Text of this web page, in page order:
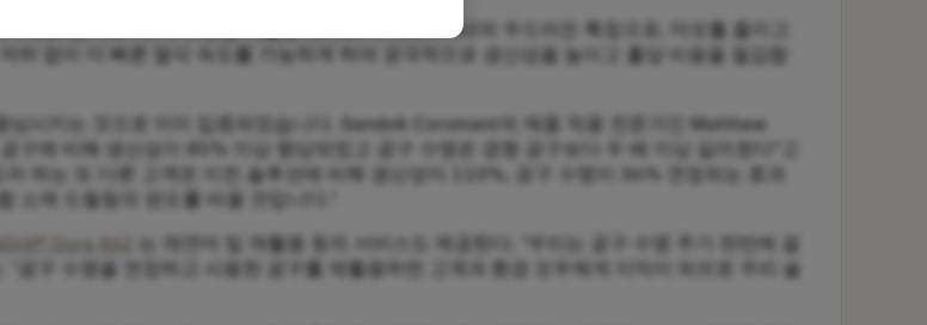
는 "Zertivo 2.0 코팅 기술은 CoroDrill® Dura 462의 두드러진 특징으로, 마모를 줄이고
없이 더 빠른 절삭 속도를 가능하게 하여 궁극적으로 생산성을 높이고 홀당 비용을 절감합
시키는 것으로 이미 입증되었습니다. Sandvik Coromant의 제품 적용 전문가인 Matthew
에 비해 생산성이 85% 이상 향상되었고 공구 수명은 경쟁 공구보다 두 배 이상 길어졌다"고
하는 또 다른 고객은 이전 솔루션에 비해 생산성이 110%, 공구 수명이 36% 연장되는 효과
소재 드릴링의 판도를 바꿀 것입니다."
Dura 462
는 재연마 및 재활용 등의 서비스도 제공한다. "우리는 공구 수명 주기 전반에 걸
공구 수명을 연장하고 사용한 공구를 재활용하면 고객과 환경 모두에게 이익이 되므로 우리 솔